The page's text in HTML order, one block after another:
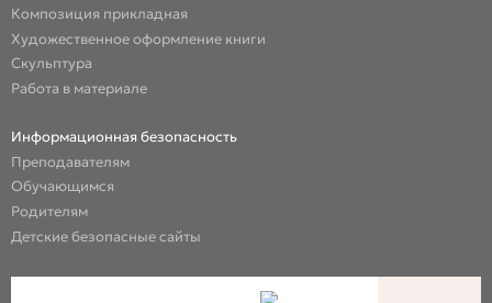
Композиция прикладная
Художественное оформление книги
Скульптура
Работа в материале
Информационная безопасность
Преподавателям
Обучающимся
Родителям
Детские безопасные сайты